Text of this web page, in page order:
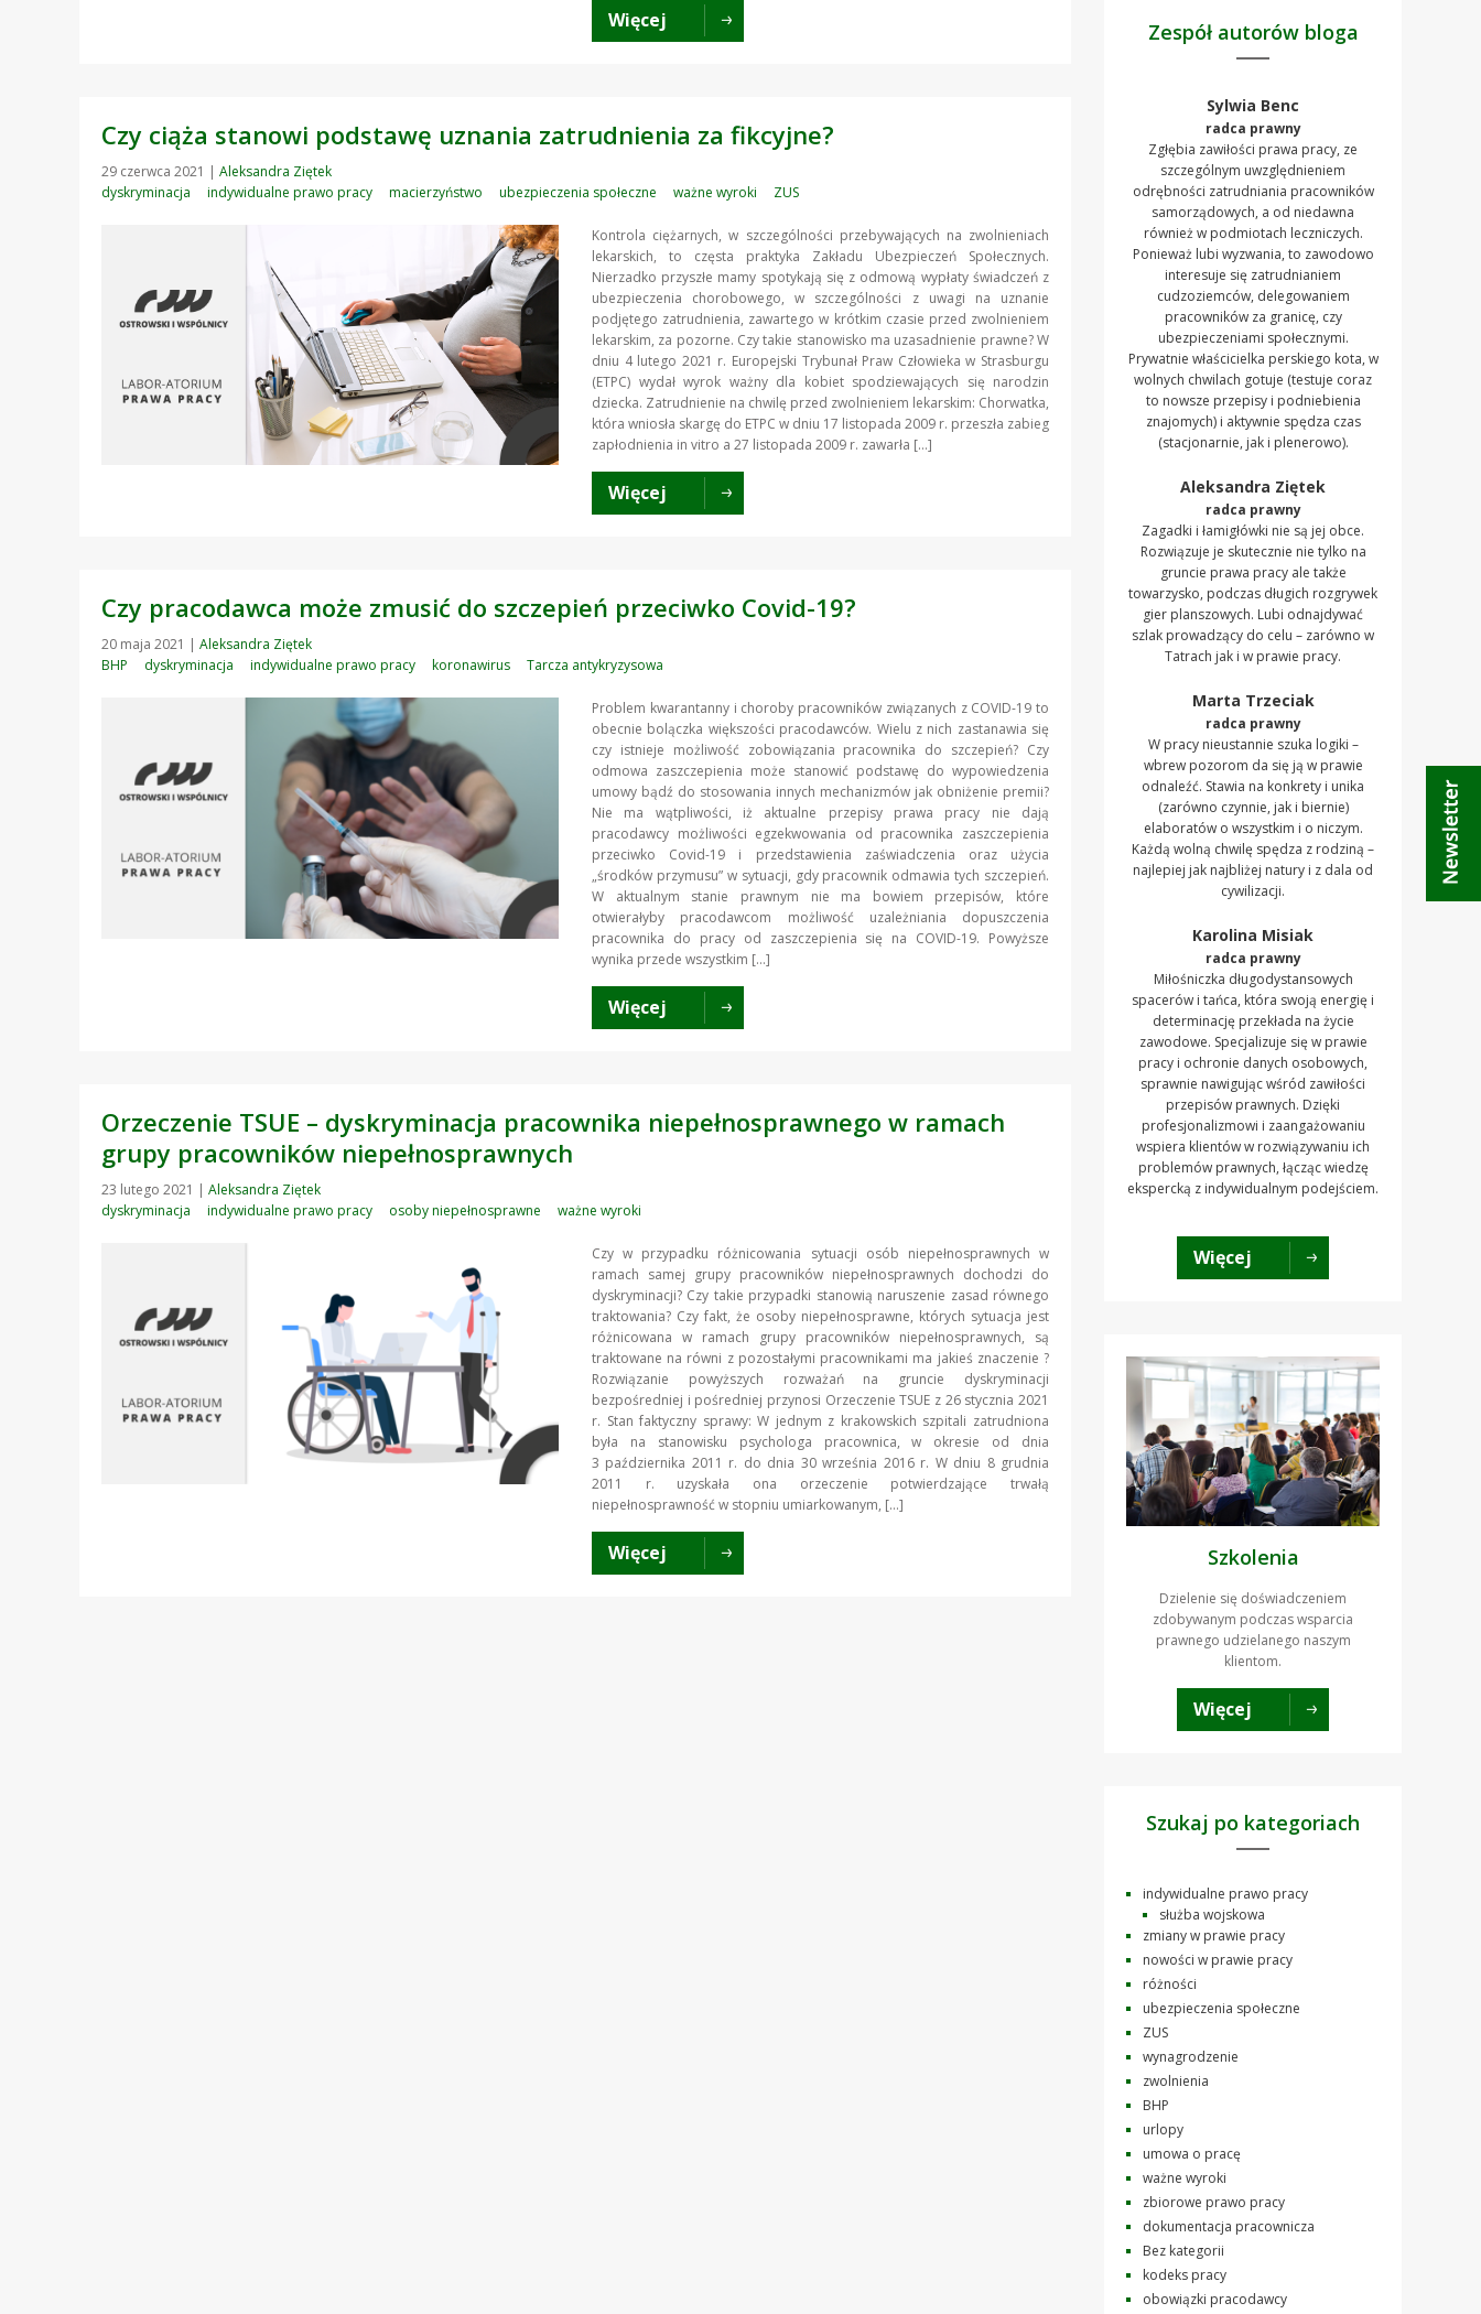
Więcej
Czy ciąża stanowi podstawę uznania zatrudnienia za fikcyjne?
29 czerwca 2021 | Aleksandra Ziętek
dyskryminacja
indywidualne prawo pracy macierzyństwo ubezpieczenia społeczne ważne wyroki ZUS
Kontrola ciężarnych, w szczególności przebywających na zwolnieniach
lekarskich, to częsta praktyka Zakładu Ubezpieczeń Społecznych.
Nierzadko przyszłe mamy spotykają się z odmową wypłaty świadczeń z
ubezpieczenia chorobowego, w szczególności z uwagi na uznanie
podjętego zatrudnienia, zawartego w krótkim czasie przed zwolnieniem
lekarskim, za pozorne. Czy takie stanowisko ma uzasadnienie prawne? W
dniu 4 lutego 2021 r. Europejski Trybunał Praw Człowieka w Strasburgu
(ETPC) wydał wyrok ważny dla kobiet spodziewających się narodzin
dziecka. Zatrudnienie na chwilę przed zwolnieniem lekarskim: Chorwatka,
która wniosła skargę do ETPC w dniu 17 listopada 2009 r. przeszła zabieg
zapłodnienia in vitro a 27 listopada 2009 r. zawarła […]
Więcej
Czy pracodawca może zmusić do szczepień przeciwko Covid-19?
20 maja 2021 | Aleksandra Ziętek
BHP
dyskryminacja indywidualne prawo pracy koronawirus Tarcza antykryzysowa
Problem kwarantanny i choroby pracowników związanych z COVID-19 to
obecnie bolączka większości pracodawców. Wielu z nich zastanawia się
czy istnieje możliwość zobowiązania pracownika do szczepień? Czy
odmowa zaszczepienia może stanowić podstawę do wypowiedzenia
umowy bądź do stosowania innych mechanizmów jak obniżenie premii?
Nie ma wątpliwości, iż aktualne przepisy prawa pracy nie dają
pracodawcy możliwości egzekwowania od pracownika zaszczepienia
przeciwko Covid-19 i przedstawienia zaświadczenia oraz użycia
„środków przymusu” w sytuacji, gdy pracownik odmawia tych szczepień.
W aktualnym stanie prawnym nie ma bowiem przepisów, które
otwierałyby pracodawcom możliwość uzależniania dopuszczenia
pracownika do pracy od zaszczepienia się na COVID-19. Powyższe
wynika przede wszystkim […]
Więcej
Orzeczenie TSUE – dyskryminacja pracownika niepełnosprawnego w ramach
grupy pracowników niepełnosprawnych
23 lutego 2021 | Aleksandra Ziętek
dyskryminacja
indywidualne prawo pracy osoby niepełnosprawne ważne wyroki
Czy w przypadku różnicowania sytuacji osób niepełnosprawnych w
ramach samej grupy pracowników niepełnosprawnych dochodzi do
dyskryminacji? Czy takie przypadki stanowią naruszenie zasad równego
traktowania? Czy fakt, że osoby niepełnosprawne, których sytuacja jest
różnicowana w ramach grupy pracowników niepełnosprawnych, są
traktowane na równi z pozostałymi pracownikami ma jakieś znaczenie ?
Rozwiązanie powyższych rozważań na gruncie dyskryminacji
bezpośredniej i pośredniej przynosi Orzeczenie TSUE z 26 stycznia 2021
r. Stan faktyczny sprawy: W jednym z krakowskich szpitali zatrudniona
była na stanowisku psychologa pracownica, w okresie od dnia
3 października 2011 r. do dnia 30 września 2016 r. W dniu 8 grudnia
2011 r. uzyskała ona orzeczenie potwierdzające trwałą
niepełnosprawność w stopniu umiarkowanym, […]
Więcej
Zespół autorów bloga
Sylwia Benc
radca prawny
Zgłębia zawiłości prawa pracy, ze
szczególnym uwzględnieniem
odrębności zatrudniania pracowników
samorządowych, a od niedawna
również w podmiotach leczniczych.
Ponieważ lubi wyzwania, to zawodowo
interesuje się zatrudnianiem
cudzoziemców, delegowaniem
pracowników za granicę, czy
ubezpieczeniami społecznymi.
Prywatnie właścicielka perskiego kota, w
wolnych chwilach gotuje (testuje coraz
to nowsze przepisy i podniebienia
znajomych) i aktywnie spędza czas
(stacjonarnie, jak i plenerowo).
Aleksandra Ziętek
radca prawny
Zagadki i łamigłówki nie są jej obce.
Rozwiązuje je skutecznie nie tylko na
gruncie prawa pracy ale także
towarzysko, podczas długich rozgrywek
gier planszowych. Lubi odnajdywać
szlak prowadzący do celu – zarówno w
Tatrach jak i w prawie pracy.
Marta Trzeciak
radca prawny
W pracy nieustannie szuka logiki –
wbrew pozorom da się ją w prawie
odnaleźć. Stawia na konkrety i unika
(zarówno czynnie, jak i biernie)
elaboratów o wszystkim i o niczym.
Każdą wolną chwilę spędza z rodziną –
najlepiej jak najbliżej natury i z dala od
cywilizacji.
Karolina Misiak
radca prawny
Miłośniczka długodystansowych
spacerów i tańca, która swoją energię i
determinację przekłada na życie
zawodowe. Specjalizuje się w prawie
pracy i ochronie danych osobowych,
sprawnie nawigując wśród zawiłości
przepisów prawnych. Dzięki
profesjonalizmowi i zaangażowaniu
wspiera klientów w rozwiązywaniu ich
problemów prawnych, łącząc wiedzę
ekspercką z indywidualnym podejściem.
Więcej
Szkolenia
Dzielenie się doświadczeniem
zdobywanym podczas wsparcia
prawnego udzielanego naszym
klientom.
Więcej
Szukaj po kategoriach
indywidualne prawo pracy
służba wojskowa
zmiany w prawie pracy
nowości w prawie pracy
różności
ubezpieczenia społeczne
ZUS
wynagrodzenie
zwolnienia
BHP
urlopy
umowa o pracę
ważne wyroki
zbiorowe prawo pracy
dokumentacja pracownicza
Bez kategorii
kodeks pracy
obowiązki pracodawcy